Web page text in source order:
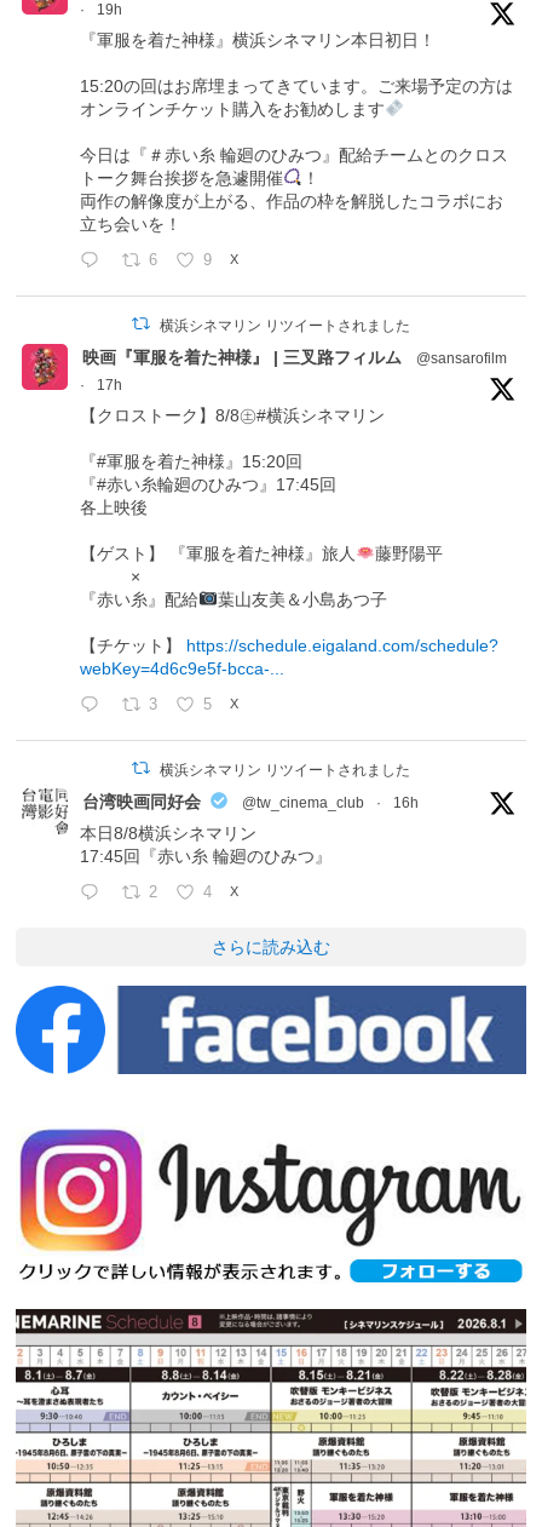
· 19h
『軍服を着た神様』横浜シネマリン本日初日！
15:20の回はお席埋まってきています。ご来場予定の方は
オンラインチケット購入をお勧めします
今日は『＃赤い糸 輪廻のひみつ』配給チームとのクロス
トーク舞台挨拶を急遽開催
！
両作の解像度が上がる、作品の枠を解脱したコラボにお
立ち会いを！
6 9 X
横浜シネマリン リツイートされました
映画『軍服を着た神様』 | 三叉路フィルム
@sansarofilm
·
17h
【クロストーク】8/8㊏#横浜シネマリン
『#軍服を着た神様』15:20回
『#赤い糸輪廻のひみつ』17:45回
各上映後
【ゲスト】 『軍服を着た神様』旅人
藤野陽平
×
『赤い糸』配給
葉山友美＆小島あつ子
【チケット】 https://schedule.eigaland.com/schedule?
webKey=4d6c9e5f-bcca-...
3 5 X
横浜シネマリン リツイートされました
台湾映画同好会 @tw_cinema_club · 16h
本日8/8横浜シネマリン
17:45回『赤い糸 輪廻のひみつ』
2 4 X
さらに読み込む